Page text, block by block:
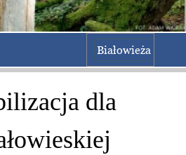
Białowieża
dla